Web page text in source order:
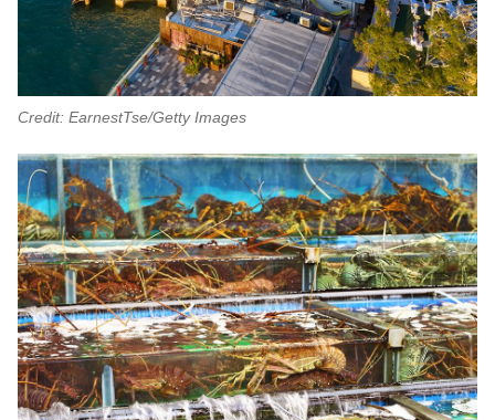
Credit: EarnestTse/Getty Images